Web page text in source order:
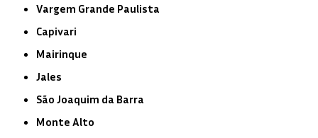
Vargem Grande Paulista
Capivari
Mairinque
Jales
São Joaquim da Barra
Monte Alto